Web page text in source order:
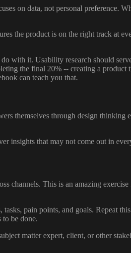
on data, not personal preference.
the product is on the right track at
with it. Usability research should
the final 20% -- creating a product
can teach you that.
themselves through design thinking
insights that may not come out in
channels. This is an amazing
pain points, and goals. Repeat
to be done.
matter expert, client, or other